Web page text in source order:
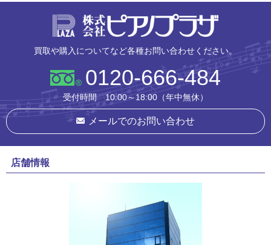
買取や購入についてなど各種お問い合わせください。
0120-666-484
受付時間 10:00～18:00（年中無休）
メールでのお問い合わせ
店舗情報